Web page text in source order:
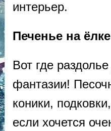
интерьер.
Печенье на ёлке
Вот где
фантазии!
коники,
если хочется